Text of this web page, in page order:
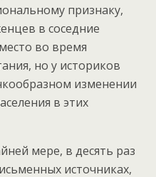
признаку,
в соседние
во время
но у историков
изменении
в этих
мере, в десять раз
источниках,